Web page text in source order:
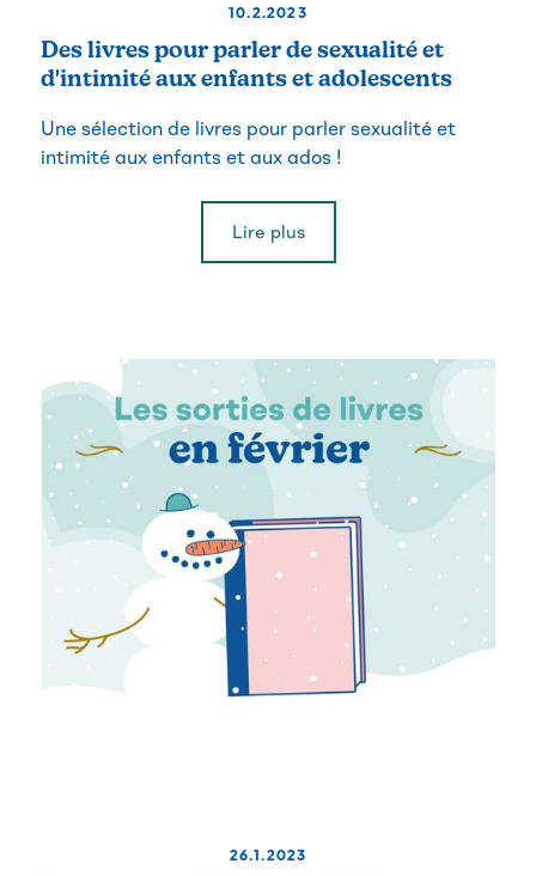
10.2.2023
Des livres pour parler de sexualité et
d'intimité aux enfants et adolescents
Une sélection de livres pour parler sexualité et
intimité aux enfants et aux ados !
Lire plus
26.1.2023